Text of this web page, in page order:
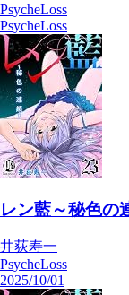
PsycheLoss
PsycheLoss
レン藍～秘色の
井荻寿一
PsycheLoss
2025/10/01